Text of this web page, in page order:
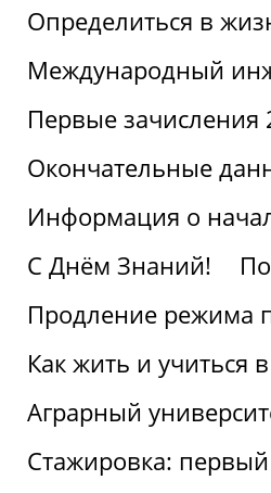
Определиться в
Международный
Первые зачисления
Окончательные
Информация о
С Днём Знаний!
Продление режима
Как жить и учиться
Аграрный
Стажировка: